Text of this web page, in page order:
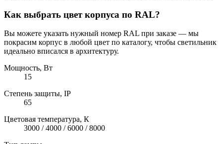
Как выбрать цвет корпуса по RAL?
Вы можете указать нужный номер RAL при заказе — мы
покрасим корпус в любой цвет по каталогу, чтобы светильник
идеально вписался в архитектуру.
Мощность, Вт
15
Степень защиты, IP
65
Цветовая температура, К
3000 / 4000 / 6000 / 8000